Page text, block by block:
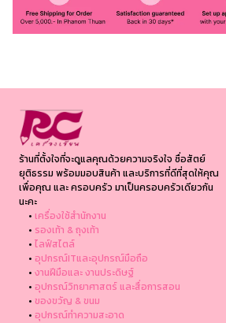
ร้านที่ตั้งใจที่จะดูแลคุณด้วยความจริงใจ ซื่อสัตย์
ยุติธรรม พร้อมมอบสินค้า และบริการที่ดีที่สุดให้คุณ
เพื่อคุณ และ ครอบครัว มาเป็นครอบครัวเดียวกัน
นะคะ
• เครื่องใช้สำนักงาน
• รองเท้า & ถุงเท้า
• ไลฟ์สไตล์
• อุปกรณ์ITและอุปกรณ์มือถือ
• งานฝีมือและ งานประดิษฐ์
• อุปกรณ์วิทยาศาสตร์ และสื่อการสอน
• ของขวัญ & ขนม
• อุปกรณ์ทำความสะอาด